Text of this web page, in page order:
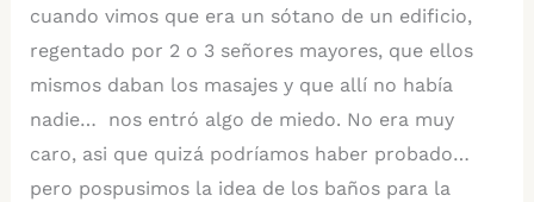
cuando vimos que era un sótano de un edificio,
regentado por 2 o 3 señores mayores, que ellos
mismos daban los masajes y que allí no había
nadie… nos entró algo de miedo. No era muy
caro, asi que quizá podríamos haber probado…
pero pospusimos la idea de los baños para la